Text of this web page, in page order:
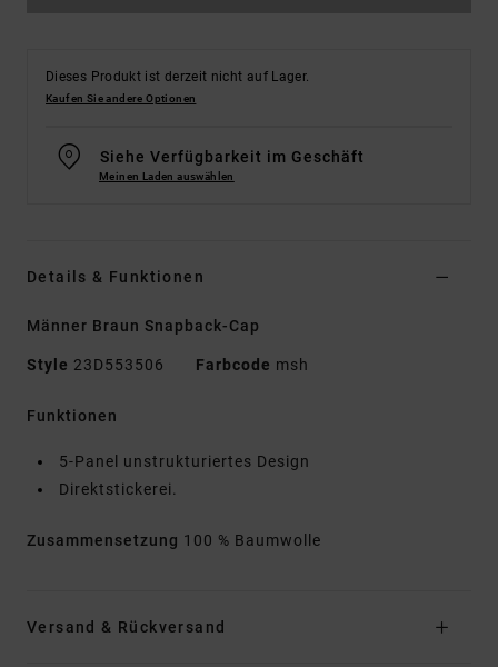
Dieses Produkt ist derzeit nicht auf Lager.
Kaufen Sie andere Optionen
Siehe Verfügbarkeit im Geschäft
Meinen Laden auswählen
Details & Funktionen
Männer Braun Snapback-Cap
Style 23D553506 Farbcode msh
Funktionen
5-Panel unstrukturiertes Design
Direktstickerei.
Zusammensetzung 100 % Baumwolle
Versand & Rückversand